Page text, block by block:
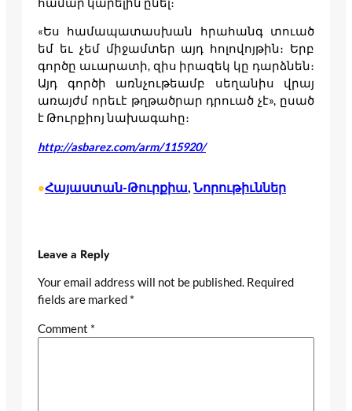
«Ես համապատասխան հրահանգ տուած
եմ եւ չեմ միջամտեր այդ հոլովոյթին։ Երբ
գործը աւարատի, զիս իրազեկ կը դարձնեն։
Այդ գործի առնչութեամբ սեղանիս վրայ
առայժմ որեւէ թղթածրար դրուած չէ», ըսած
է Թուրքիոյ նախագահը։
http://asbarez.com/arm/115920/
•Հայաստան-Թուրքիա, Նորութիւններ
Leave a Reply
Your email address will not be published. Required
fields are marked *
Comment *